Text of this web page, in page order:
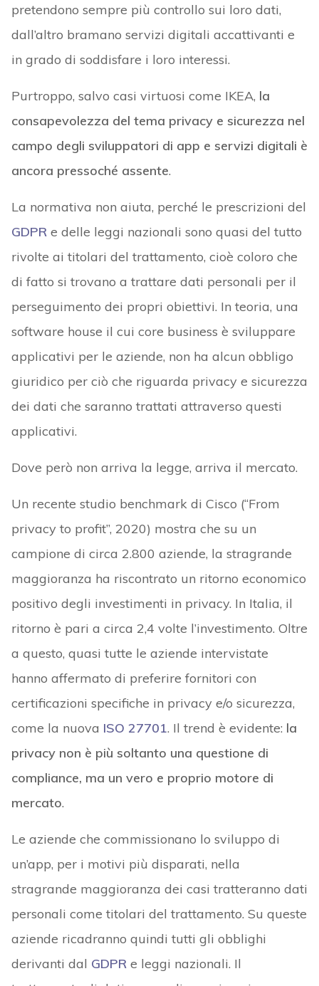
pretendono sempre più controllo sui loro dati,
dall’altro bramano servizi digitali accattivanti e
in grado di soddisfare i loro interessi.
Purtroppo, salvo casi virtuosi come IKEA, la
consapevolezza del tema privacy e sicurezza nel
campo degli sviluppatori di app e servizi digitali è
ancora pressoché assente.
La normativa non aiuta, perché le prescrizioni del
GDPRe delle leggi nazionali sono quasi del tutto
rivolte ai titolari del trattamento, cioè coloro che
di fatto si trovano a trattare dati personali per il
perseguimento dei propri obiettivi. In teoria, una
software house il cui core business è sviluppare
applicativi per le aziende, non ha alcun obbligo
giuridico per ciò che riguarda privacy e sicurezza
dei dati che saranno trattati attraverso questi
applicativi.
Dove però non arriva la legge, arriva il mercato.
Un recente studio benchmark di Cisco (“From
privacy to profit”, 2020) mostra che su un
campione di circa 2.800 aziende, la stragrande
maggioranza ha riscontrato un ritorno economico
positivo degli investimenti in privacy. In Italia, il
ritorno è pari a circa 2,4 volte l’investimento. Oltre
a questo, quasi tutte le aziende intervistate
hanno affermato di preferire fornitori con
certificazioni specifiche in privacy e/o sicurezza,
come la nuova ISO 27701. Il trend è evidente: la
privacy non è più soltanto una questione di
compliance, ma un vero e proprio motore di
mercato.
Le aziende che commissionano lo sviluppo di
un’app, per i motivi più disparati, nella
stragrande maggioranza dei casi tratteranno dati
personali come titolari del trattamento. Su queste
aziende ricadranno quindi tutti gli obblighi
derivanti dal GDPRe leggi nazionali. Il